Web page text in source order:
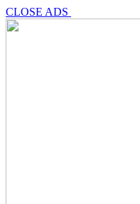
CLOSE ADS